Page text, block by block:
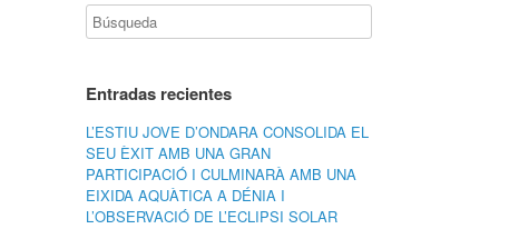
Entradas recientes
L’ESTIU JOVE D’ONDARA CONSOLIDA EL
SEU ÈXIT AMB UNA GRAN
PARTICIPACIÓ I CULMINARÀ AMB UNA
EIXIDA AQUÀTICA A DÉNIA I
L’OBSERVACIÓ DE L’ECLIPSI SOLAR